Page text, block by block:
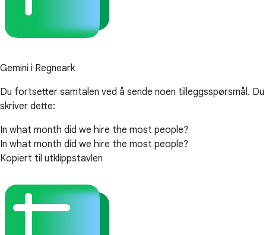
Gemini i Regneark
Du fortsetter samtalen ved å sende noen tilleggsspørsmål. Du
skriver dette:
In what month did we hire the most people?
In what month did we hire the most people?
Kopiert til utklippstavlen